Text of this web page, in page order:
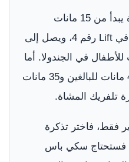
سعر تلفريك شاهداغ للمشاة يبدأ من 15 مانات
للبالغين و10 مانات للأطفال في Lift رقم 4، ويصل إلى
و16 مانات للأطفال في الجندولا. أما
تذكرة التزلج اليومية فهي 45 مانات للبالغين و35 مانات
تلفريك المشاة.
فقط، فاختر تذكرة
فستحتاج سكي باس